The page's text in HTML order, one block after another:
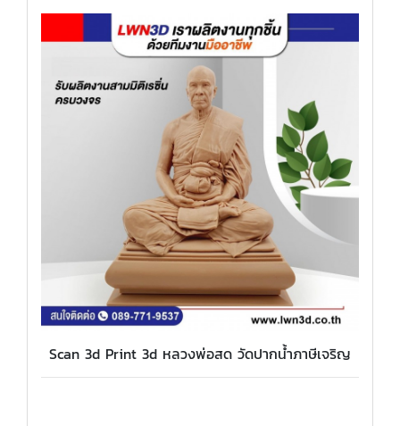
Scan 3d Print 3d หลวงพ่อสด วัดปากน้ำภาษีเจริญ